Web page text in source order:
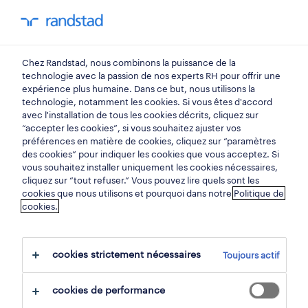
trouvez votre prochain
emploi
chercher 0 offres d'emploi
filtre
filtres sélectionnés:
management
tout effacer
Chez Randstad, nous combinons la puissance de la
technologie avec la passion de nos experts RH pour offrir une
expérience plus humaine. Dans ce but, nous utilisons la
technologie, notamment les cookies. Si vous êtes d'accord
avec l'installation de tous les cookies décrits, cliquez sur
“accepter les cookies”, si vous souhaitez ajuster vos
préférences en matière de cookies, cliquez sur “paramètres
des cookies” pour indiquer les cookies que vous acceptez. Si
vous souhaitez installer uniquement les cookies nécessaires,
cliquez sur “tout refuser.” Vous pouvez lire quels sont les
cookies que nous utilisons et pourquoi dans notre Politique de
cookies.
cookies strictement nécessaires Toujours actif
cookies de performance